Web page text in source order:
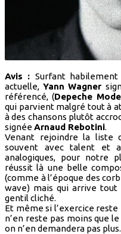
Avis : Surfant
actuelle, Yann Wagner
référencé, (Depeche
qui parvient malgré tout à
à des chansons plutôt
signéeArnaud Rebotini.
Venant rejoindre la liste
souvent avec talent et
analogiques, pour notre
réussit là une belle
(comme à l’époque des
wave) mais qui arrive tout
gentil cliché.
Et même si l’exercice
n’en reste pas moins que
on n’en demandera pas plus.